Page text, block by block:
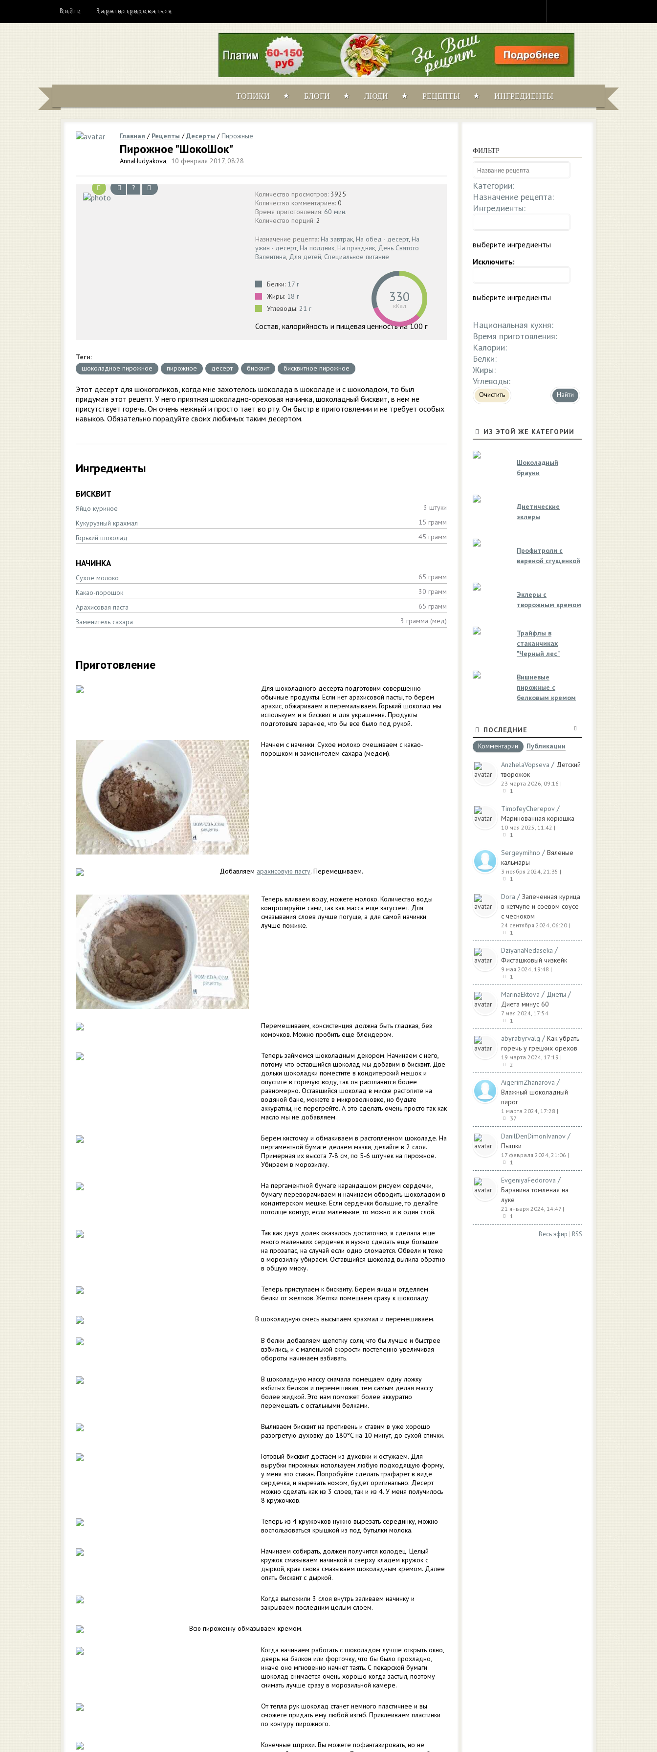
Войти Зарегистрироваться
ТОПИКИ БЛОГИ ЛЮДИ РЕЦЕПТЫ ИНГРЕДИЕНТЫ
Главная / Рецепты /Десерты /Пирожные
Пирожное "ШокоШок"
AnnaHudyakova, 10 февраля 2017, 08:28
?
Количество просмотров: 3925
Количество комментариев: 0
Время приготовления: 60 мин.
Количество порций: 2
Назначение рецепта: На завтрак, На обед - десерт, На
ужин - десерт, На полдник, На праздник, День Святого
Валентина, Для детей, Специальное питание
Белки: 17 г
Жиры: 18 г
Углеводы: 21 г
330
кКал
Состав, калорийность и пищевая ценность на 100 г
Теги:
шоколадное пирожное
пирожное десерт бисквит бисквитное пирожное
Этот десерт для шокоголиков, когда мне захотелось шоколада в шоколаде и с шоколадом, то был
придуман этот рецепт. У него приятная шоколадно-ореховая начинка, шоколадный бисквит, в нем не
присутствует горечь. Он очень нежный и просто тает во рту. Он быстр в приготовлении и не требует особых
навыков. Обязательно порадуйте своих любимых таким десертом.
Ингредиенты
БИСКВИТ
Яйцо куриное
3 штуки
Кукурузный крахмал
15 грамм
Горький шоколад
45 грамм
НАЧИНКА
Сухое молоко
65 грамм
Какао-порошок
30 грамм
Арахисовая паста
65 грамм
Заменитель сахара
3 грамма (мед)
Приготовление
Для шоколадного десерта подготовим совершенно
обычные продукты. Если нет арахисовой пасты, то берем
арахис, обжариваем и перемалываем. Горький шоколад мы
используем и в бисквит и для украшения. Продукты
подготовьте заранее, что бы все было под рукой.
Начнем с начинки. Сухое молоко смешиваем с какао-
порошком и заменителем сахара (медом).
Добавляем арахисовую пасту. Перемешиваем.
Теперь вливаем воду, можете молоко. Количество воды
контролируйте сами, так как масса еще загустеет. Для
смазывания слоев лучше погуще, а для самой начинки
лучше пожиже.
Перемешиваем, консистенция должна быть гладкая, без
комочков. Можно пробить еще блендером.
Теперь займемся шоколадным декором. Начинаем с него,
потому что оставшийся шоколад мы добавим в бисквит. Две
дольки шоколадки поместите в кондитерский мешок и
опустите в горячую воду, так он расплавится более
равномерно. Оставшийся шоколад в миске растопите на
водяной бане, можете в микроволновке, но будьте
аккуратны, не перегрейте. А это сделать очень просто так как
масло мы не добавляем.
Берем кисточку и обмакиваем в растопленном шоколаде. На
пергаментной бумаге делаем мазки, делайте в 2 слоя.
Примерная их высота 7-8 см, по 5-6 штучек на пирожное.
Убираем в морозилку.
На пергаментной бумаге карандашом рисуем сердечки,
бумагу переворачиваем и начинаем обводить шоколадом в
кондитерском мешке. Если сердечки большие, то делайте
потолще контур, если маленькие, то можно и в один слой.
Так как двух долек оказалось достаточно, я сделала еще
много маленьких сердечек и нужно сделать еще большие
на прозапас, на случай если одно сломается. Обвели и тоже
в морозилку убираем. Оставшийся шоколад вылила обратно
в общую миску.
Теперь приступаем к бисквиту. Берем яица и отделяем
белки от желтков. Желтки помещаем сразу к шоколаду.
В шоколадную смесь высыпаем крахмал и перемешиваем.
В белки добавляем щепотку соли, что бы лучше и быстрее
взбились, и с маленькой скорости постепенно увеличивая
обороты начинаем взбивать.
В шоколадную массу сначала помещаем одну ложку
взбитых белков и перемешивая, тем самым делая массу
более жидкой. Это нам поможет более аккуратно
перемешать с остальными белками.
Выливаем бисквит на противень и ставим в уже хорошо
разогретую духовку до 180°C на 10 минут, до сухой спички.
Готовый бисквит достаем из духовки и остужаем. Для
вырубки пирожных используем любую подходящую форму,
у меня это стакан. Попробуйте сделать трафарет в виде
сердечка, и вырезать ножом, будет оригинально. Десерт
можно сделать как из 3 слоев, так и из 4. У меня получилось
8 кружочков.
Теперь из 4 кружочков нужно вырезать серединку, можно
воспользоваться крышкой из под бутылки молока.
Начинаем собирать, должен получится колодец. Целый
кружок смазываем начинкой и сверху кладем кружок с
дыркой, края снова смазываем шоколадным кремом. Далее
опять бисквит с дыркой.
Когда выложили 3 слоя внутрь заливаем начинку и
закрываем последним целым слоем.
Всю пироженку обмазываем кремом.
Когда начинаем работать с шоколадом лучше открыть окно,
дверь на балкон или форточку, что бы было прохладно,
иначе оно мгновенно начнет таять. С пекарской бумаги
шоколад снимается очень хорошо когда застыл, поэтому
снимать лучше сразу в морозильной камере.
От тепла рук шоколад станет немного пластичнее и вы
сможете придать ему любой изгиб. Приклеиваем пластинки
по контуру пирожного.
Конечные штрихи. Вы можете пофантазировать, но не
ФИЛЬТР
Категории:
Назначение рецепта:
Ингредиенты:
выберите ингредиенты
Исключить:
выберите ингредиенты
Национальная кухня:
Время приготовления:
Калории:
Белки:
Жиры:
Углеводы:
Очистить
ИЗ ЭТОЙ ЖЕ КАТЕГОРИИ
Шоколадный
брауни
Диетические
эклеры
Профитроли с
вареной сгущенкой
Эклеры с
творожным кремом
Трайфлы в
стаканчиках
"Черный лес"
Вишневые
пирожные с
белковым кремом
ПОСЛЕДНИЕ
Комментарии
Публикации
AnzhelaVopseva / Детский
творожок
23 марта 2026, 09:16 |
1
TimofeyCherepov /
Маринованная корюшка
10 мая 2025, 11:42 |
1
Sergeymihno / Вяленые
кальмары
3 ноября 2024, 21:35 |
1
Dora / Запеченная курица
в кетчупе и соевом соусе
с чесноком
24 сентября 2024, 06:20 |
1
DziyanaNedaseka /
Фисташковый чизкейк
9 мая 2024, 19:48 |
1
MarinaEktova / Диеты /
Диета минус 60
7 мая 2024, 17:54
1
abyrabyrvalg / Как убрать
горечь у грецких орехов
19 марта 2024, 17:19 |
2
AigerimZhanarova /
Влажный шоколадный
пирог
1 марта 2024, 17:28 |
37
DanilDenDimonIvanov /
Пышки
17 февраля 2024, 21:06 |
1
EvgeniyaFedorova /
Баранина томленая на
луке
21 января 2024, 14:47 |
1
Весь эфир | RSS